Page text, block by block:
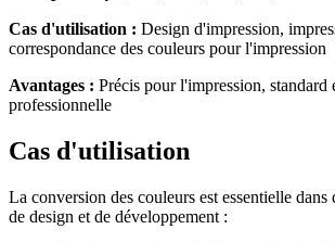
Cas d'utilisation : Design d'impression,
correspondance des couleurs pour l'impression
Avantages : Précis pour l'impression, standard
professionnelle
Cas d'utilisation
La conversion des couleurs est essentielle
de design et de développement :